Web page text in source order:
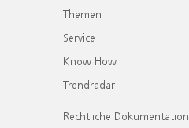
Themen
Service
Know How
Trendradar
Rechtliche Dokumentation